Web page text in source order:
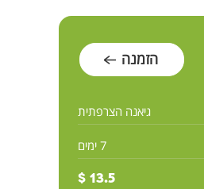
הזמנה
גיאנה הצרפתית
7 ימים
13.5 $